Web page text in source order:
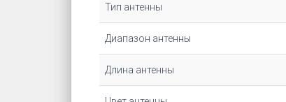
Тип антенны
Диапазон антенны
Длина антенны